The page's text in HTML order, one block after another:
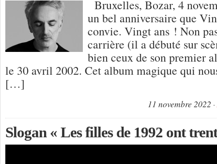
Bruxelles, Bozar, 4
un bel anniversaire que
convie. Vingt ans ! Non
carrière (il a débuté sur
bien ceux de son premier
le 30 avril 2002. Cet album magique qui
[…]
11 novembre 2022
Slogan « Les filles de 1992 ont